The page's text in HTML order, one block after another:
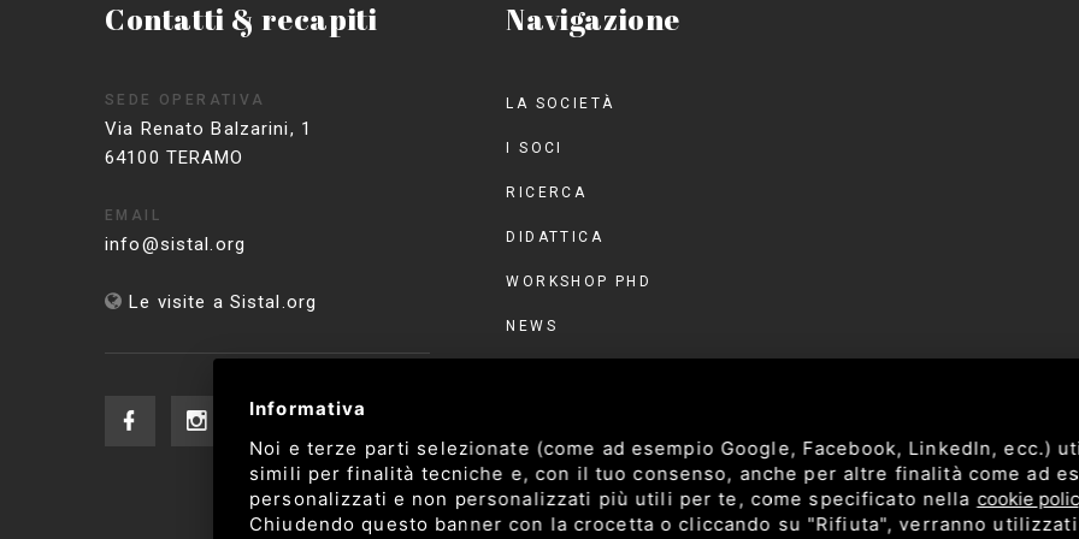
Contatti & recapiti
SEDE OPERATIVA
Via Renato Balzarini, 1
64100 TERAMO
EMAIL
info@sistal.org
Le visite a Sistal.org
Navigazione
LA SOCIETÀ
I SOCI
RICERCA
DIDATTICA
WORKSHOP PHD
NEWS
CONTATTI
AREA RISERVATA
Informativa
Noi e terze parti selezionate (come ad esempio Google, Facebook, LinkedIn, ecc.)
simili per finalità tecniche e, con il tuo consenso, anche per altre finalità come ad
personalizzati e non personalizzati più utili per te, come specificato nella cookie
Chiudendo questo banner con la crocetta o cliccando su "Rifiuta", verranno